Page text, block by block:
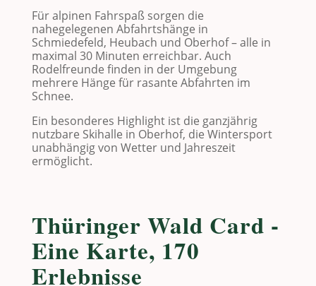
Für alpinen Fahrspaß sorgen die
nahegelegenen Abfahrtshänge in
Schmiedefeld, Heubach und Oberhof– alle in
maximal 30 Minuten erreichbar. Auch
Rodelfreunde finden in der Umgebung
mehrere Hänge für rasante Abfahrten im
Schnee.
Ein besonderes Highlight ist die ganzjährig
nutzbare Skihalle in Oberhof, die Wintersport
unabhängig von Wetter und Jahreszeit
ermöglicht.
Thüringer Wald Card -
Eine Karte, 170
Erlebnisse